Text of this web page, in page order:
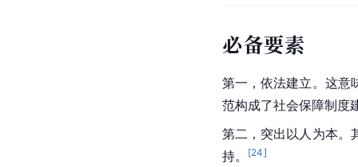
必备要素
第一，依法建立。这意
范构成了社会保障制度
第二，突出以人为本。
持。
[24]